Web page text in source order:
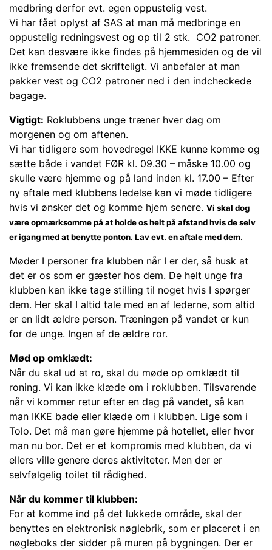
medbring derfor evt. egen oppustelig vest.
Vi har fået oplyst af SAS at man må medbringe en
oppustelig redningsvest og op til 2 stk. CO2 patroner.
Det kan desvære ikke findes på hjemmesiden og de vil
ikke fremsende det skrifteligt. Vi anbefaler at man
pakker vest og CO2 patroner ned i den indcheckede
bagage.
Vigtigt: Roklubbens unge træner hver dag om
morgenen og om aftenen.
Vi har tidligere som hovedregel IKKE kunne komme og
sætte både i vandet FØR kl. 09.30 – måske 10.00 og
skulle være hjemme og på land inden kl. 17.00 – Efter
ny aftale med klubbens ledelse kan vi møde tidligere
hvis vi ønsker det og komme hjem senere. Vi skal dog
være opmærksomme på at holde os helt på afstand hvis de selv
er igang med at benytte ponton. Lav evt. en aftale med dem.
Møder I personer fra klubben når I er der, så husk at
det er os som er gæster hos dem. De helt unge fra
klubben kan ikke tage stilling til noget hvis I spørger
dem. Her skal I altid tale med en af lederne, som altid
er en lidt ældre person. Træningen på vandet er kun
for de unge. Ingen af de ældre ror.
Mød op omklædt:
Når du skal ud at ro, skal du møde op omklædt til
roning. Vi kan ikke klæde om i roklubben. Tilsvarende
når vi kommer retur efter en dag på vandet, så kan
man IKKE bade eller klæde om i klubben. Lige som i
Tolo. Det må man gøre hjemme på hotellet, eller hvor
man nu bor. Det er et kompromis med klubben, da vi
ellers ville genere deres aktiviteter. Men der er
selvfølgelig toilet til rådighed.
Når du kommer til klubben:
For at komme ind på det lukkede område, skal der
benyttes en elektronisk nøglebrik, som er placeret i en
nøgleboks der sidder på muren på bygningen. Der er